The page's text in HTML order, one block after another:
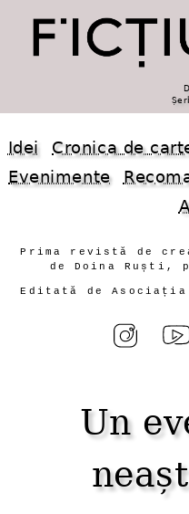
Idei Cronica de
Evenimente
Prima revistă de
de Doina Ruști,
Editată de
Un